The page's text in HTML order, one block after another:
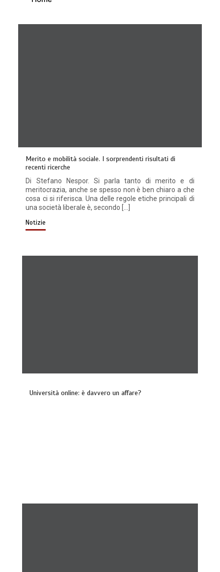
Merito e mobilità sociale. I sorprendenti risultati di
recenti ricerche
Di Stefano Nespor. Si parla tanto di merito e di
meritocrazia, anche se spesso non è ben chiaro a che
cosa ci si riferisca. Una delle regole etiche principali di
una società liberale è, secondo […]
Notizie
Università online: è davvero un affare?